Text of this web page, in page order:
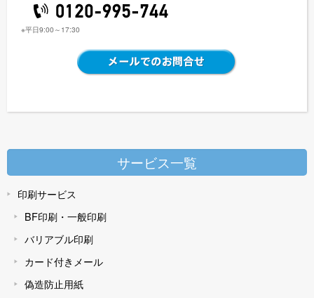
※平日9:00～17:30
サービス一覧
印刷サービス
BF印刷・一般印刷
バリアブル印刷
カード付きメール
偽造防止用紙